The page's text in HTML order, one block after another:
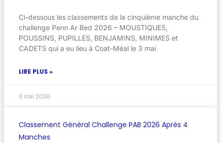
Ci-dessous les classements de la cinquième manche du
challenge Penn Ar Bed 2026 – MOUSTIQUES,
POUSSINS, PUPILLES, BENJAMINS, MINIMES et
CADETS qui a eu lieu à Coat-Méal le 3 mai
LIRE PLUS »
6 mai 2026
Classement Général Challenge PAB 2026 Après 4
Manches